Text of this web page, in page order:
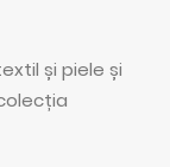
și piele și